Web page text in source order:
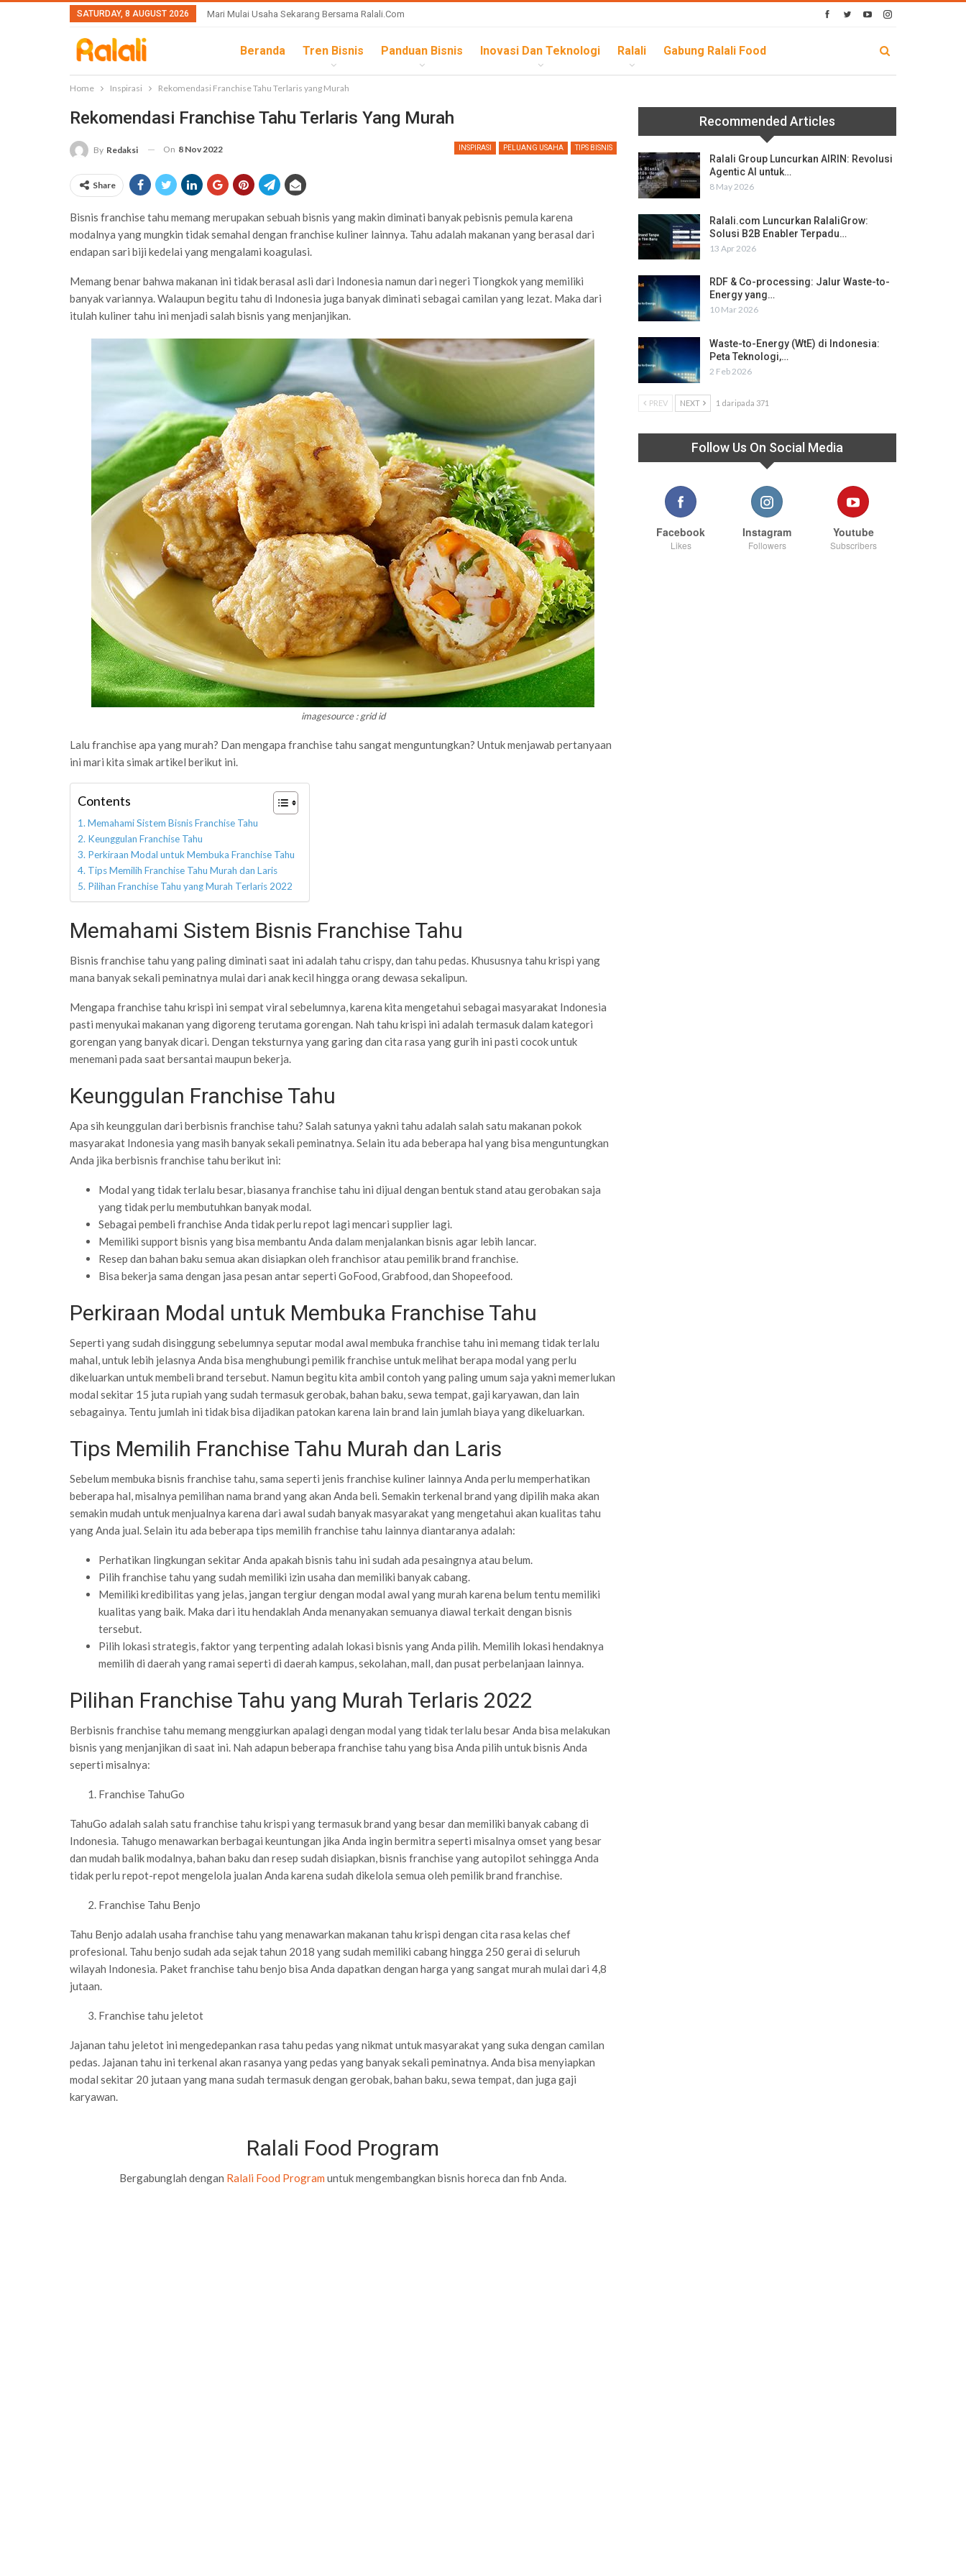
SATURDAY, 8 AUGUST 2026 Mari Mulai Usaha Sekarang Bersama Ralali.com
Beranda Tren Bisnis Panduan Bisnis Inovasi Dan Teknologi Ralali Gabung Ralali Food
Home Inspirasi Rekomendasi Franchise Tahu Terlaris yang Murah
Rekomendasi Franchise Tahu Terlaris Yang Murah
INSPIRASI PELUANG USAHA TIPS BISNIS
By Redaksi On 8 Nov 2022
Share
Bisnis franchise tahu memang merupakan sebuah bisnis yang makin diminati banyak pebisnis pemula karena
modalnya yang mungkin tidak semahal dengan franchise kuliner lainnya. Tahu adalah makanan yang berasal dari
endapan sari biji kedelai yang mengalami koagulasi.
Memang benar bahwa makanan ini tidak berasal asli dari Indonesia namun dari negeri Tiongkok yang memiliki
banyak variannya. Walaupun begitu tahu di Indonesia juga banyak diminati sebagai camilan yang lezat. Maka dari
itulah kuliner tahu ini menjadi salah bisnis yang menjanjikan.
imagesource : grid id
Lalu franchise apa yang murah? Dan mengapa franchise tahu sangat menguntungkan? Untuk menjawab pertanyaan
ini mari kita simak artikel berikut ini.
Contents
Memahami Sistem Bisnis Franchise Tahu
Keunggulan Franchise Tahu
Perkiraan Modal untuk Membuka Franchise Tahu
Tips Memilih Franchise Tahu Murah dan Laris
Pilihan Franchise Tahu yang Murah Terlaris 2022
Memahami Sistem Bisnis Franchise Tahu
Bisnis franchise tahu yang paling diminati saat ini adalah tahu crispy, dan tahu pedas. Khususnya tahu krispi yang
mana banyak sekali peminatnya mulai dari anak kecil hingga orang dewasa sekalipun.
Mengapa franchise tahu krispi ini sempat viral sebelumnya, karena kita mengetahui sebagai masyarakat Indonesia
pasti menyukai makanan yang digoreng terutama gorengan. Nah tahu krispi ini adalah termasuk dalam kategori
gorengan yang banyak dicari. Dengan teksturnya yang garing dan cita rasa yang gurih ini pasti cocok untuk
menemani pada saat bersantai maupun bekerja.
Keunggulan Franchise Tahu
Apa sih keunggulan dari berbisnis franchise tahu? Salah satunya yakni tahu adalah salah satu makanan pokok
masyarakat Indonesia yang masih banyak sekali peminatnya. Selain itu ada beberapa hal yang bisa menguntungkan
Anda jika berbisnis franchise tahu berikut ini:
Modal yang tidak terlalu besar, biasanya franchise tahu ini dijual dengan bentuk stand atau gerobakan saja
yang tidak perlu membutuhkan banyak modal.
Sebagai pembeli franchise Anda tidak perlu repot lagi mencari supplier lagi.
Memiliki support bisnis yang bisa membantu Anda dalam menjalankan bisnis agar lebih lancar.
Resep dan bahan baku semua akan disiapkan oleh franchisor atau pemilik brand franchise.
Bisa bekerja sama dengan jasa pesan antar seperti GoFood, Grabfood, dan Shopeefood.
Perkiraan Modal untuk Membuka Franchise Tahu
Seperti yang sudah disinggung sebelumnya seputar modal awal membuka franchise tahu ini memang tidak terlalu
mahal, untuk lebih jelasnya Anda bisa menghubungi pemilik franchise untuk melihat berapa modal yang perlu
dikeluarkan untuk membeli brand tersebut. Namun begitu kita ambil contoh yang paling umum saja yakni memerlukan
modal sekitar 15 juta rupiah yang sudah termasuk gerobak, bahan baku, sewa tempat, gaji karyawan, dan lain
sebagainya. Tentu jumlah ini tidak bisa dijadikan patokan karena lain brand lain jumlah biaya yang dikeluarkan.
Tips Memilih Franchise Tahu Murah dan Laris
Sebelum membuka bisnis franchise tahu, sama seperti jenis franchise kuliner lainnya Anda perlu memperhatikan
beberapa hal, misalnya pemilihan nama brand yang akan Anda beli. Semakin terkenal brand yang dipilih maka akan
semakin mudah untuk menjualnya karena dari awal sudah banyak masyarakat yang mengetahui akan kualitas tahu
yang Anda jual. Selain itu ada beberapa tips memilih franchise tahu lainnya diantaranya adalah:
Perhatikan lingkungan sekitar Anda apakah bisnis tahu ini sudah ada pesaingnya atau belum.
Pilih franchise tahu yang sudah memiliki izin usaha dan memiliki banyak cabang.
Memiliki kredibilitas yang jelas, jangan tergiur dengan modal awal yang murah karena belum tentu memiliki
kualitas yang baik. Maka dari itu hendaklah Anda menanyakan semuanya diawal terkait dengan bisnis
tersebut.
Pilih lokasi strategis, faktor yang terpenting adalah lokasi bisnis yang Anda pilih. Memilih lokasi hendaknya
memilih di daerah yang ramai seperti di daerah kampus, sekolahan, mall, dan pusat perbelanjaan lainnya.
Pilihan Franchise Tahu yang Murah Terlaris 2022
Berbisnis franchise tahu memang menggiurkan apalagi dengan modal yang tidak terlalu besar Anda bisa melakukan
bisnis yang menjanjikan di saat ini. Nah adapun beberapa franchise tahu yang bisa Anda pilih untuk bisnis Anda
seperti misalnya:
Franchise TahuGo
TahuGo adalah salah satu franchise tahu krispi yang termasuk brand yang besar dan memiliki banyak cabang di
Indonesia. Tahugo menawarkan berbagai keuntungan jika Anda ingin bermitra seperti misalnya omset yang besar
dan mudah balik modalnya, bahan baku dan resep sudah disiapkan, bisnis franchise yang autopilot sehingga Anda
tidak perlu repot-repot mengelola jualan Anda karena sudah dikelola semua oleh pemilik brand franchise.
Franchise Tahu Benjo
Tahu Benjo adalah usaha franchise tahu yang menawarkan makanan tahu krispi dengan cita rasa kelas chef
profesional. Tahu benjo sudah ada sejak tahun 2018 yang sudah memiliki cabang hingga 250 gerai di seluruh
wilayah Indonesia. Paket franchise tahu benjo bisa Anda dapatkan dengan harga yang sangat murah mulai dari 4,8
jutaan.
Franchise tahu jeletot
Jajanan tahu jeletot ini mengedepankan rasa tahu pedas yang nikmat untuk masyarakat yang suka dengan camilan
pedas. Jajanan tahu ini terkenal akan rasanya yang pedas yang banyak sekali peminatnya. Anda bisa menyiapkan
modal sekitar 20 jutaan yang mana sudah termasuk dengan gerobak, bahan baku, sewa tempat, dan juga gaji
karyawan.
Ralali Food Program
Bergabunglah dengan Ralali Food Program untuk mengembangkan bisnis horeca dan fnb Anda.
Recommended Articles
Ralali Group Luncurkan AIRIN: Revolusi
Agentic AI untuk…
8 May 2026
Ralali.com Luncurkan RalaliGrow:
Solusi B2B Enabler Terpadu…
13 Apr 2026
RDF & Co-processing: Jalur Waste-to-
Energy yang…
10 Mar 2026
Waste-to-Energy (WtE) di Indonesia:
Peta Teknologi,…
2 Feb 2026
PREV NEXT 1 daripada 371
Follow Us On Social Media
Facebook
Likes
Instagram
Followers
Youtube
Subscribers